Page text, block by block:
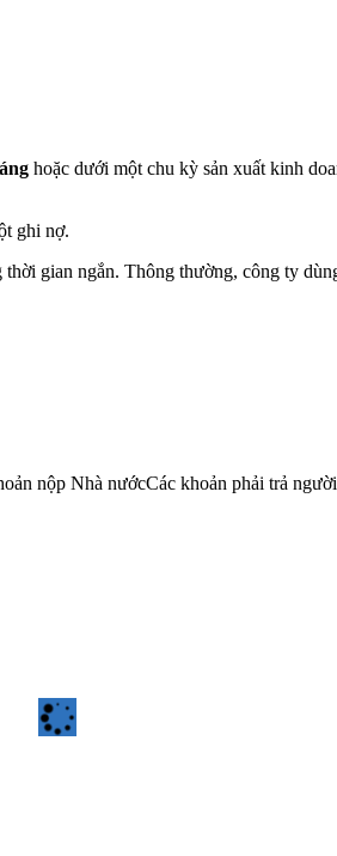
hoặc dưới một chu kỳ sản xuất kinh
ghi nợ.
gian ngắn. Thông thường, công ty
nộp Nhà nướcCác khoản phải trả